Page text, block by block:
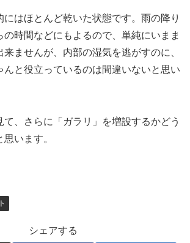
にはほとんど乾いた状態です。雨の降り
の時間などにもよるので、単純にいまま
ませんが、内部の湿気を逃がすのに、
んと役立っているのは間違いないと思い
て、さらに「ガラリ」を増設するかどう
います。
シェアする